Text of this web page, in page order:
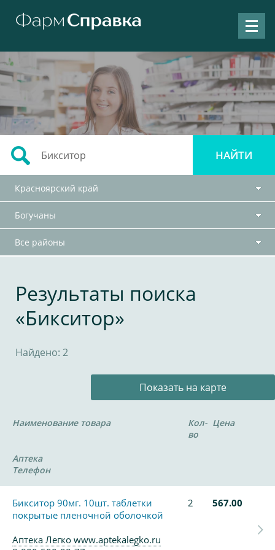
Красноярский край
Богучаны
Все районы
Результаты поиска
«Бикситор»
Найдено: 2
Показать на карте
Наименование товара
Кол-
во
Цена
Аптека
Телефон
Бикситор 90мг. 10шт. таблетки
покрытые пленочной оболочкой
2 567.00
Аптека Легко www.aptekalegko.ru